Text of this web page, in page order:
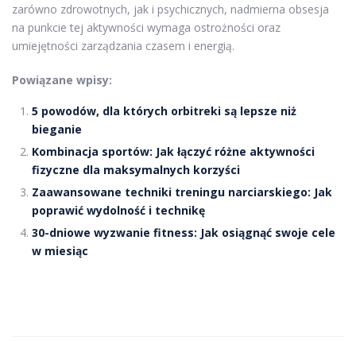
zarówno zdrowotnych, jak i psychicznych, nadmierna obsesja
na punkcie tej aktywności wymaga ostrożności oraz
umiejętności zarządzania czasem i energią.
Powiązane wpisy:
5 powodów, dla których orbitreki są lepsze niż
bieganie
Kombinacja sportów: Jak łączyć różne aktywności
fizyczne dla maksymalnych korzyści
Zaawansowane techniki treningu narciarskiego: Jak
poprawić wydolność i technikę
30-dniowe wyzwanie fitness: Jak osiągnąć swoje cele
w miesiąc